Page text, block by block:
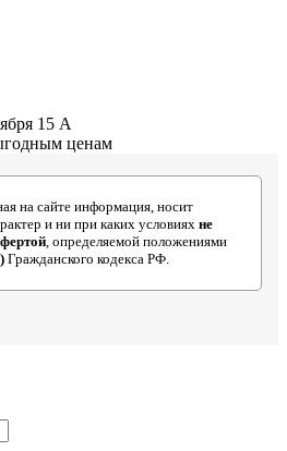
15 А
ценам
на сайте информация, носит
и ни при каких условиях не
, определяемой положениями
Гражданского кодекса РФ.